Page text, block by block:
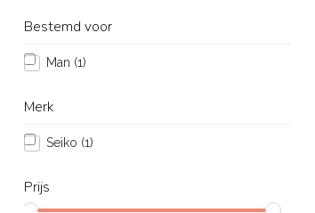
Bestemd voor
Man (1)
Merk
Seiko (1)
Prijs